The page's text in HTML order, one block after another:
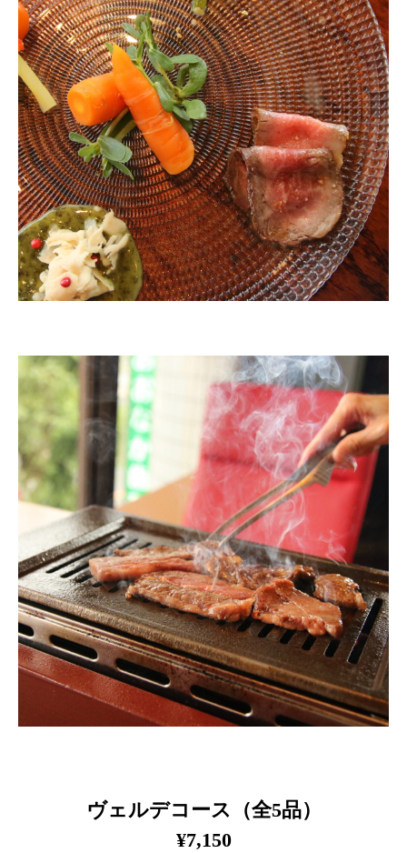
ヴェルデコース（全5品）
¥7,150